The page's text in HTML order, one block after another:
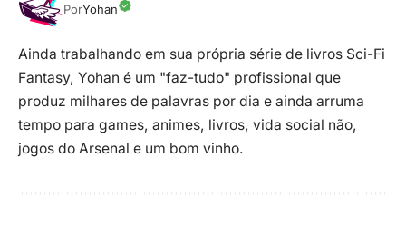
PorYohan
Ainda trabalhando em sua própria série de livros Sci-Fi
Fantasy, Yohan é um "faz-tudo" profissional que
produz milhares de palavras por dia e ainda arruma
tempo para games, animes, livros, vida social não,
jogos do Arsenal e um bom vinho.